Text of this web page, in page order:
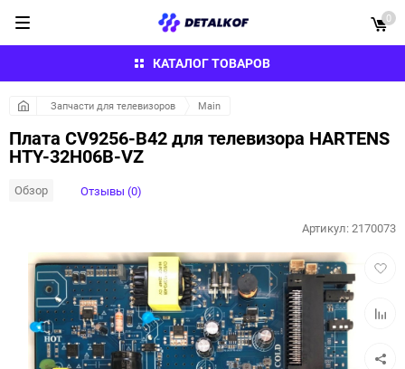
КАТАЛОГ ТОВАРОВ
0
Запчасти для телевизоров Main
Плата CV9256-B42 для телевизора HARTENS
HTY-32H06B-VZ
Обзор Отзывы (0)
Артикул:2170073